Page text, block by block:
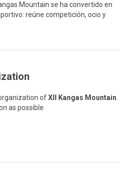
Mountain se ha convertido en
reúne competición, ocio y
ofXII Kangas Mountain
as possible.